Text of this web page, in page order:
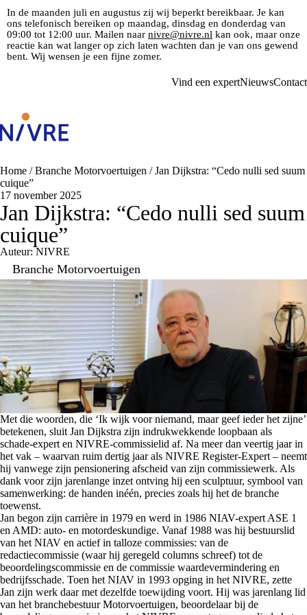
In de maanden juli en augustus zij wij beperkt bereikbaar. Je kan
ons telefonisch bereiken op maandag, dinsdag en donderdag van
09:00 tot 12:00 uur. Mailen naar nivre@nivre.nl kan ook, maar onze
reactie kan wat langer op zich laten wachten dan je van ons gewend
bent. Wij wensen je een fijne zomer.
Vind een expertNieuwsContact
Home /Branche Motorvoertuigen /Jan Dijkstra: “Cedo nulli sed suum
cuique”
17 november 2025
Jan Dijkstra: “Cedo nulli sed suum
cuique”
Auteur: NIVRE
Branche Motorvoertuigen
Met die woorden, die ‘Ik wijk voor niemand, maar geef ieder het zijne’
betekenen, sluit Jan Dijkstra zijn indrukwekkende loopbaan als
schade-expert en NIVRE-commissielid af. Na meer dan veertig jaar in
het vak – waarvan ruim dertig jaar als NIVRE Register-Expert – neemt
hij vanwege zijn pensionering afscheid van zijn commissiewerk. Als
dank voor zijn jarenlange inzet ontving hij een sculptuur, symbool van
samenwerking: de handen inéén, precies zoals hij het de branche
toewenst.
Jan begon zijn carrière in 1979 en werd in 1986 NIAV-expert ASE 1
en AMD: auto- en motordeskundige. Vanaf 1988 was hij bestuurslid
van het NIAV en actief in talloze commissies: van de
redactiecommissie (waar hij geregeld columns schreef) tot de
beoordelingscommissie en de commissie waardevermindering en
bedrijfsschade. Toen het NIAV in 1993 opging in het NIVRE, zette
Jan zijn werk daar met dezelfde toewijding voort. Hij was jarenlang lid
van het branchebestuur Motorvoertuigen, beoordelaar bij de